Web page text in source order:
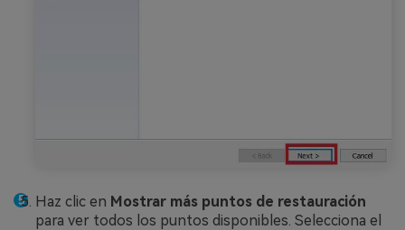
Haz clic en Mostrar más puntos de restauración
para ver todos los puntos disponibles. Selecciona el